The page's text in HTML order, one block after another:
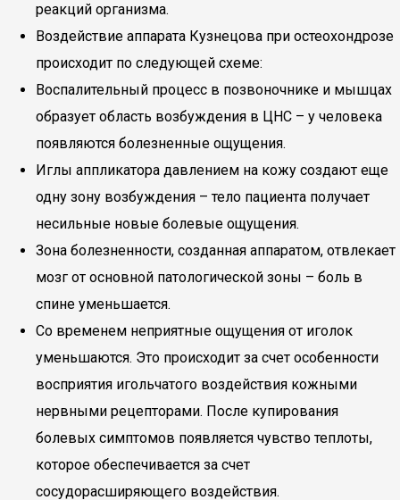
реакций организма.
Воздействие аппарата Кузнецова при остеохондрозе
происходит по следующей схеме:
Воспалительный процесс в позвоночнике и мышцах
образует область возбуждения в ЦНС – у человека
появляются болезненные ощущения.
Иглы аппликатора давлением на кожу создают еще
одну зону возбуждения – тело пациента получает
несильные новые болевые ощущения.
Зона болезненности, созданная аппаратом, отвлекает
мозг от основной патологической зоны – боль в
спине уменьшается.
Со временем неприятные ощущения от иголок
уменьшаются. Это происходит за счет особенности
восприятия игольчатого воздействия кожными
нервными рецепторами. После купирования
болевых симптомов появляется чувство теплоты,
которое обеспечивается за счет
сосудорасширяющего воздействия.